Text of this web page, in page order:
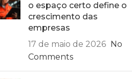
o espaço certo define o
crescimento das
empresas
17 de maio de 2026 No
Comments